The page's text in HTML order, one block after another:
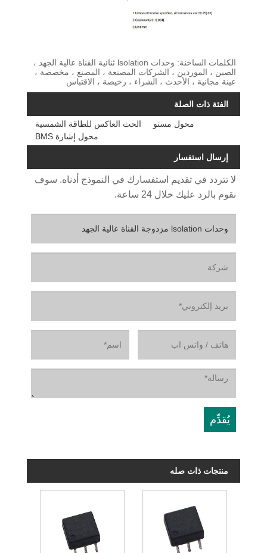
الكلمات الساخنة: وحدات lsolation ثنائية القناة عالية الجهد ،
الصين ، الموردين ، الشركات المصنعة ، المصنع ، مخصصة ،
عينة مجانية ، الأحدث ، الشراء ، رخيصة ، الاقتباس
الفئة ذات الصلة
الحث العاكس للطاقة الشمسية
محول مستو
محول إشارة BMS
إرسال استفسار
لا تتردد في تقديم استفسارك في النموذج أدناه. سوف
نقوم بالرد عليك خلال 24 ساعة.
منتجات ذات صله